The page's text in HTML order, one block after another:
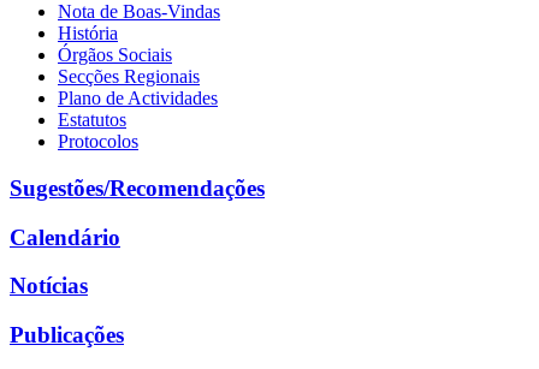
Nota de Boas-Vindas
História
Órgãos Sociais
Secções Regionais
Plano de Actividades
Estatutos
Protocolos
Sugestões/Recomendações
Calendário
Notícias
Publicações